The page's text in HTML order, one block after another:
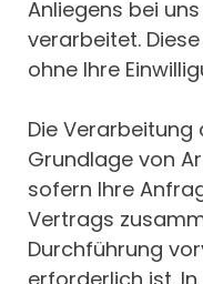
Anliegens bei
verarbeitet.
ohne Ihre
Die
Grundlage von
sofern Ihre
Vertrags
Durchführung